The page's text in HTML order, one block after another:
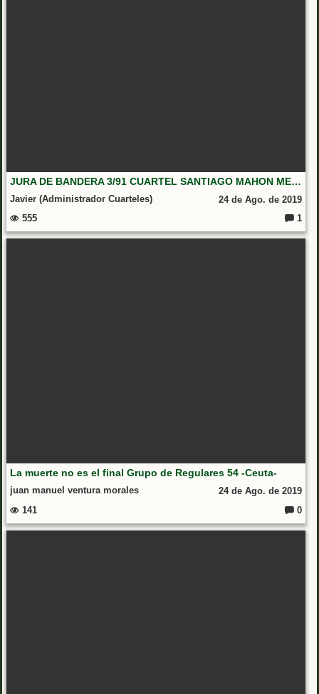
JURA DE BANDERA 3/91 CUARTEL SANTIAGO MAHON MENORCA
Javier (Administrador Cuarteles)
24 de Ago. de 2019
555
1
La muerte no es el final Grupo de Regulares 54 -Ceuta-
juan manuel ventura morales
24 de Ago. de 2019
141
0